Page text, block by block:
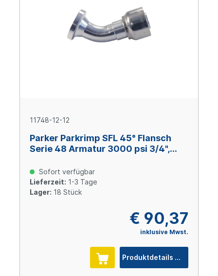
11748-12-12
Parker Parkrimp SFL 45° Flansch
Serie 48 Armatur 3000 psi 3/4",
Cr(VI)-frei
Sofort verfügbar
Lieferzeit: 1-3 Tage
Lager: 18 Stück
€ 90,37
inklusive Mwst.
Produktdetails